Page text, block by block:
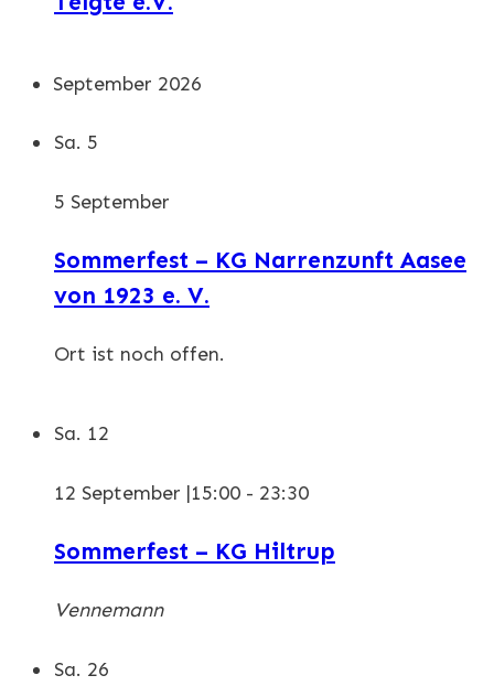
September 2026
Sa. 5
5 September
Sommerfest – KG Narrenzunft Aasee
von 1923 e. V.
Ort ist noch offen.
Sa. 12
12 September |15:00 - 23:30
Sommerfest – KG Hiltrup
Vennemann
Sa. 26